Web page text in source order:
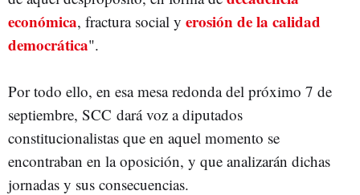
económica, fractura social y erosión de la calidad
democrática".
Por todo ello, en esa mesa redonda del próximo 7 de
septiembre, SCC dará voz a diputados
constitucionalistas que en aquel momento se
encontraban en la oposición, y que analizarán dichas
jornadas y sus consecuencias.